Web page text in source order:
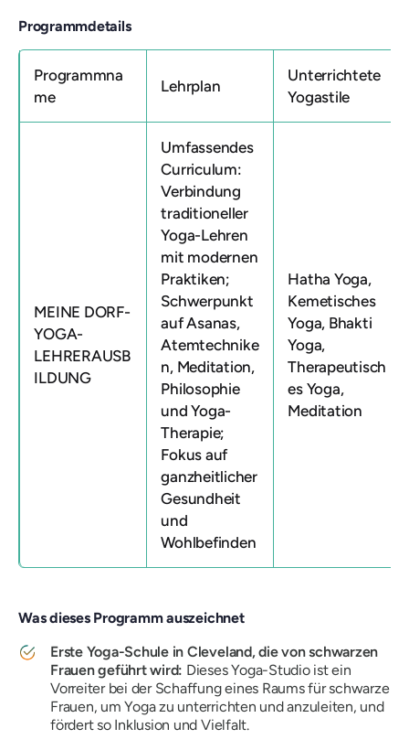
Programmdetails
Programmna
me
Lehrplan
Unterrichtete
Yogastile
MEINE DORF-
YOGA-
LEHRERAUSB
ILDUNG
Umfassendes
Curriculum:
Verbindung
traditioneller
Yoga-Lehren
mit modernen
Praktiken;
Schwerpunkt
auf Asanas,
Atemtechnike
n, Meditation,
Philosophie
und Yoga-
Therapie;
Fokus auf
ganzheitlicher
Gesundheit
und
Wohlbefinden
Hatha Yoga,
Kemetisches
Yoga, Bhakti
Yoga,
Therapeutisch
es Yoga,
Meditation
Was dieses Programm auszeichnet
Erste Yoga-Schule in Cleveland, die von schwarzen
Frauen geführt wird: Dieses Yoga-Studio ist ein
Vorreiter bei der Schaffung eines Raums für schwarze
Frauen, um Yoga zu unterrichten und anzuleiten, und
fördert so Inklusion und Vielfalt.